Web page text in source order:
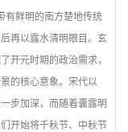
有鲜明的南方楚地传统
再以露水清明眼目。玄
开元时期的政治需求，
的核心意象。宋代以
步加深，而随着囊露明
开始将千秋节、中秋节